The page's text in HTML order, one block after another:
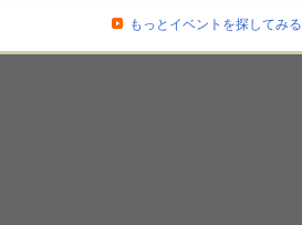
もっとイベントを探してみる